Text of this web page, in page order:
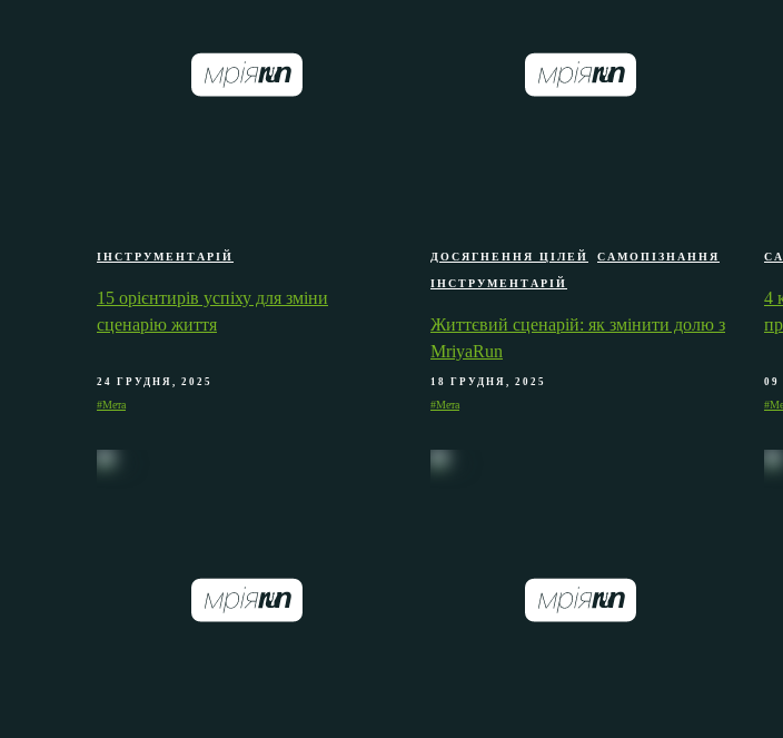
ІНСТРУМЕНТАРІЙ
15 орієнтирів успіху для зміни
сценарію життя
24 ГРУДНЯ, 2025
#Мета
ДОСЯГНЕННЯ ЦІЛЕЙ САМОПІЗНАННЯ
ІНСТРУМЕНТАРІЙ
Життєвий сценарій: як змінити долю з
MriyaRun
18 ГРУДНЯ, 2025
#Мета
4
09